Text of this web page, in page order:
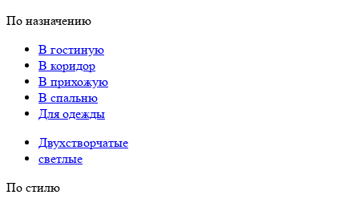
По назначению
В гостиную
В коридор
В прихожую
В спальню
Для одежды
Двухстворчатые
светлые
По стилю